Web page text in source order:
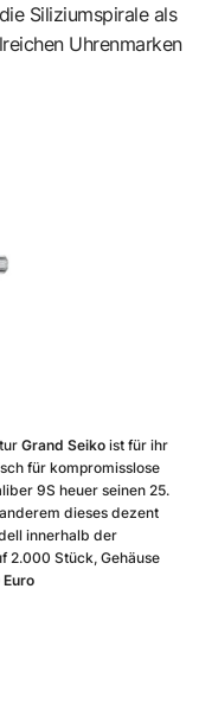
Siliziumspirale als
Uhrenmarken
Grand Seiko ist für ihr
für kompromisslose
9S heuer seinen 25.
dieses dezent
innerhalb der
2.000 Stück, Gehäuse